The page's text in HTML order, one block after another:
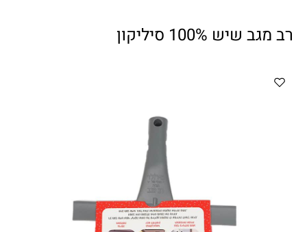
רב מגב שיש 100% סיליקון